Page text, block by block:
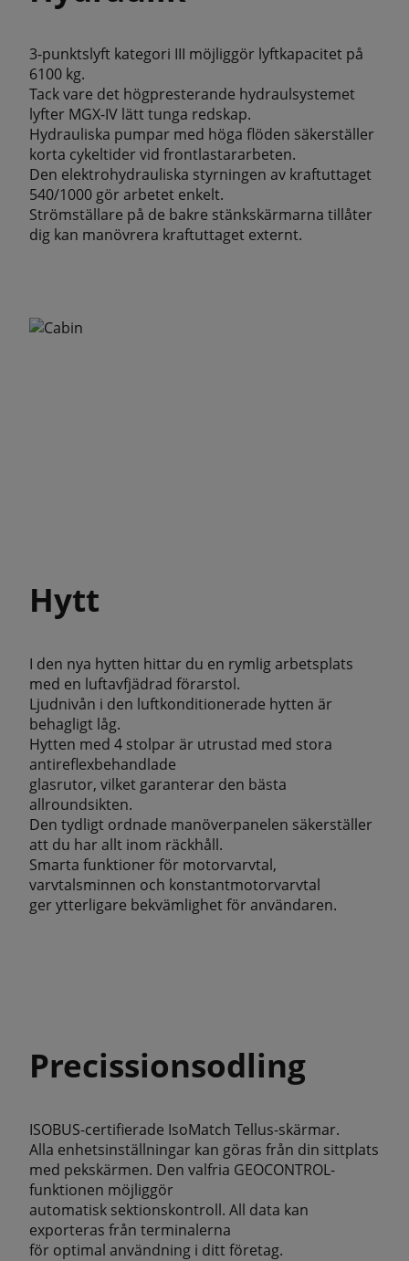
3-punktslyft kategori III möjliggör lyftkapacitet på
6100 kg.
Tack vare det högpresterande hydraulsystemet
lyfter MGX-IV lätt tunga redskap.
Hydrauliska pumpar med höga flöden säkerställer
korta cykeltider vid frontlastararbeten.
Den elektrohydrauliska styrningen av kraftuttaget
540/1000 gör arbetet enkelt.
Strömställare på de bakre stänkskärmarna tillåter
dig kan manövrera kraftuttaget externt.
Hytt
I den nya hytten hittar du en rymlig arbetsplats
med en luftavfjädrad förarstol.
Ljudnivån i den luftkonditionerade hytten är
behagligt låg.
Hytten med 4 stolpar är utrustad med stora
antireflexbehandlade
glasrutor, vilket garanterar den bästa
allroundsikten.
Den tydligt ordnade manöverpanelen säkerställer
att du har allt inom räckhåll.
Smarta funktioner för motorvarvtal,
varvtalsminnen och konstantmotorvarvtal
ger ytterligare bekvämlighet för användaren.
Precissionsodling
ISOBUS-certifierade IsoMatch Tellus-skärmar.
Alla enhetsinställningar kan göras från din sittplats
med pekskärmen. Den valfria GEOCONTROL-
funktionen möjliggör
automatisk sektionskontroll. All data kan
exporteras från terminalerna
för optimal användning i ditt företag.